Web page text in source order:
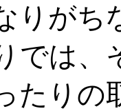
りがち
では、
たりの